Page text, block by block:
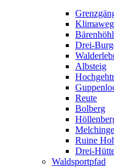
Klimaweg
Drei-
Albsteig
Reute
Bolberg
Ruine
Drei-
Waldsportpfad